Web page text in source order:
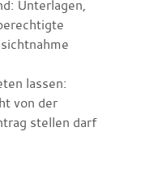
Unterlagen,
lassen:
von der
stellen darf